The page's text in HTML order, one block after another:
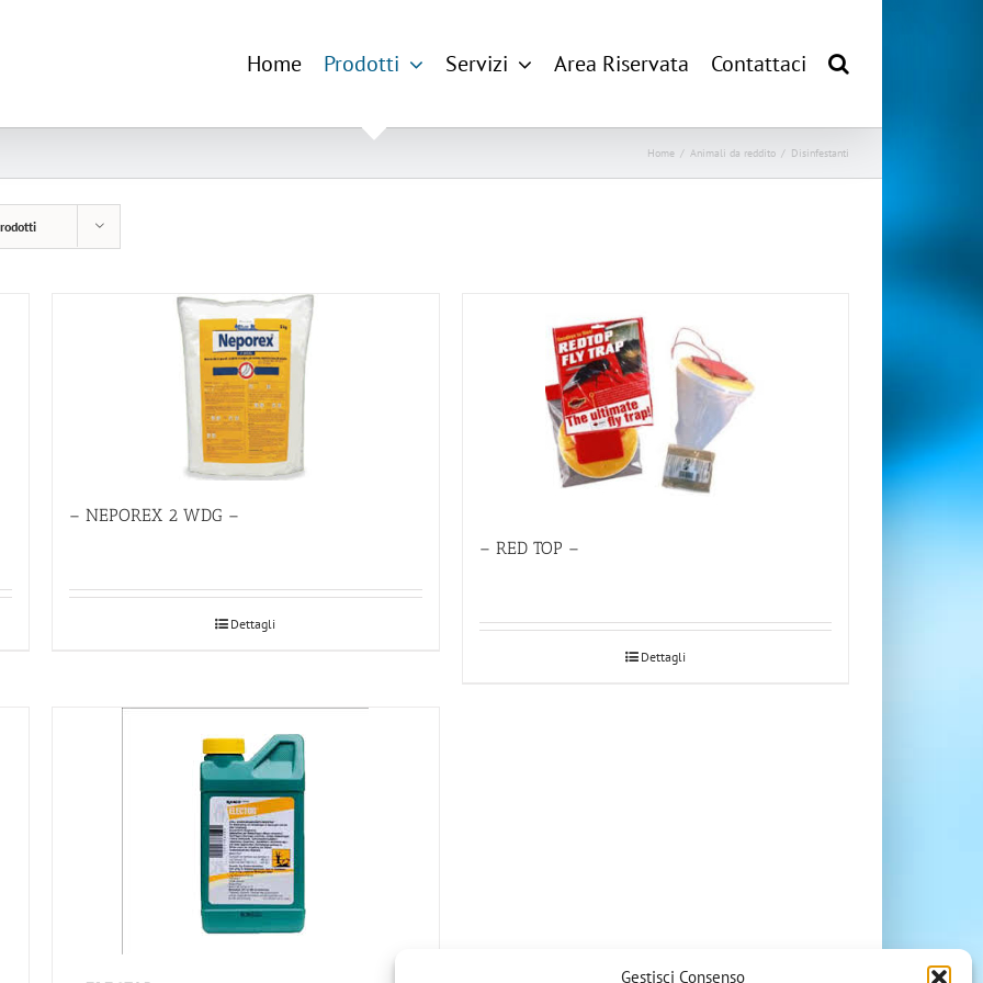
Gestisci Consenso
Home Prodotti Servizi Area Riservata Contattaci
Home / Animali da reddito / Disinfestanti
– NEPOREX 2 WDG –
Dettagli
– RED TOP –
Dettagli